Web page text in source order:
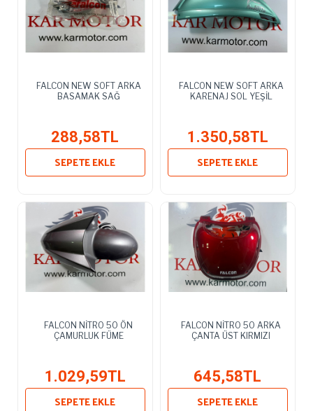
FALCON NEW SOFT ARKA
BASAMAK SAĞ
288,58TL
SEPETE EKLE
FALCON NEW SOFT ARKA
KARENAJ SOL YEŞİL
1.350,58TL
SEPETE EKLE
FALCON NİTRO 50 ÖN
ÇAMURLUK FÜME
1.029,59TL
SEPETE EKLE
FALCON NİTRO 50 ARKA
ÇANTA ÜST KIRMIZI
645,58TL
SEPETE EKLE